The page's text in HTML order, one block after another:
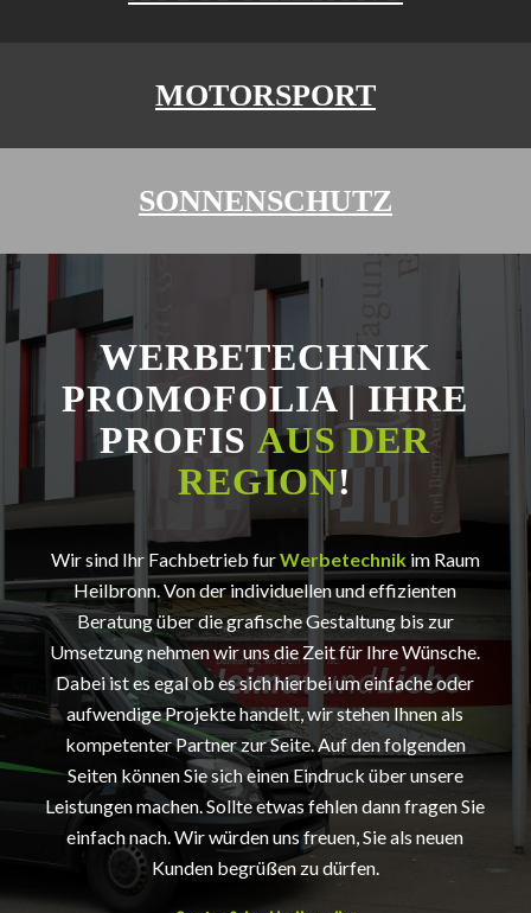
MOTORSPORT
SONNENSCHUTZ
WERBETECHNIK
PROMOFOLIA | IHRE
PROFIS AUS DER
REGION!
Wir sind Ihr Fachbetrieb furWerbetechnikim Raum
Heilbronn. Von der individuellen und effizienten
Beratung über die grafische Gestaltung bis zur
Umsetzung nehmen wir uns die Zeit für Ihre Wünsche.
Dabei ist es egal ob es sich hierbei um einfache oder
aufwendige Projekte handelt, wir stehen Ihnen als
kompetenter Partner zur Seite. Auf den folgenden
Seiten können Sie sich einen Eindruck über unsere
Leistungen machen. Sollte etwas fehlen dann fragen Sie
einfach nach. Wir würden uns freuen, Sie als neuen
Kunden begrüßen zu dürfen.